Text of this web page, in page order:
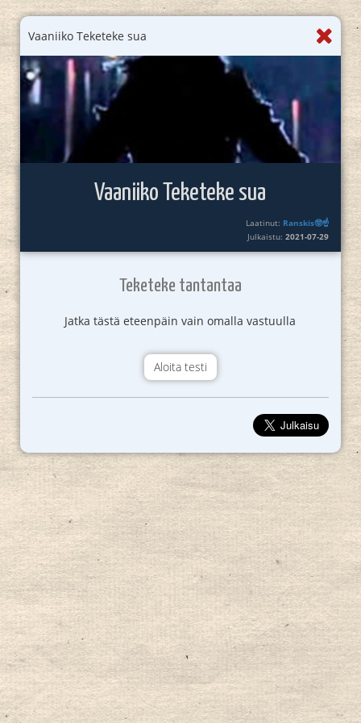
Vaaniiko Teketeke sua
Vaaniiko Teketeke sua
Laatinut: Ranskis🤓☝️
Julkaistu:2021-07-29
Teketeke tantantaa
Jatka tästä eteenpäin vain omalla vastuulla
Aloita testi